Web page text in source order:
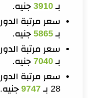
بـ3910 جنيه.
بـ5865 جنيه.
بـ7040 جنيه.
28 بـ
9747 جنيه.